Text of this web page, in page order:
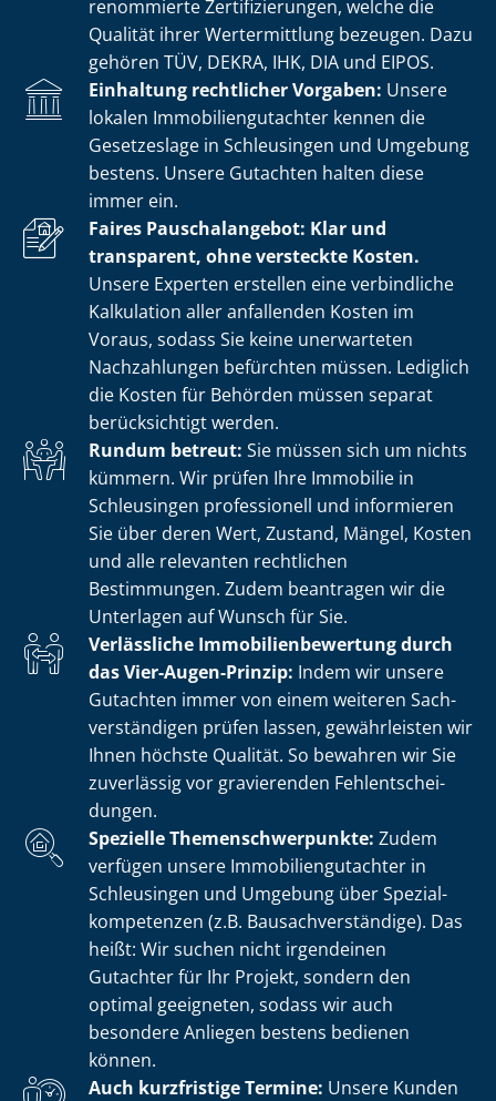
renommierte Zer­ti­fi­zie­run­gen, welche die
Qualität ihrer Wertermittlung bezeugen. Dazu
gehören TÜV, DEKRA, IHK, DIA und EIPOS.
Einhaltung rechtlicher Vorgaben: Unsere
lokalen Im­mo­bi­li­en­gut­ach­ter kennen die
Gesetzeslage in Schleusingen und Umgebung
bestens. Unsere Gutachten halten diese
immer ein.
Faires Pauschalangebot: Klar und
transparent, ohne versteckte Kosten.
Unsere Experten erstellen eine verbindliche
Kalkulation aller anfallenden Kosten im
Voraus, sodass Sie keine unerwarteten
Nachzahlungen befürchten müssen. Lediglich
die Kosten für Behörden müssen separat
berücksichtigt werden.
Rundum betreut: Sie müssen sich um nichts
kümmern. Wir prüfen Ihre Immobilie in
Schleusingen professionell und informieren
Sie über deren Wert, Zustand, Mängel, Kosten
und alle relevanten rechtlichen
Bestimmungen. Zudem beantragen wir die
Unterlagen auf Wunsch für Sie.
Verlässliche Im­mo­bi­li­en­be­wer­tung durch
das Vier-Augen-Prinzip: Indem wir unsere
Gutachten immer von einem weiteren Sach­
ver­stän­di­gen prüfen lassen, gewährleisten wir
Ihnen höchste Qualität. So bewahren wir Sie
zuverlässig vor gravierenden Fehl­ent­schei­
dun­gen.
Spezielle The­men­schwer­punk­te: Zudem
verfügen unsere Im­mo­bi­li­en­gut­ach­ter in
Schleusingen und Umgebung über Spe­zi­al­
kom­pe­ten­zen (z.B. Bau­sach­ver­stän­di­ge). Das
heißt: Wir suchen nicht irgendeinen
Gutachter für Ihr Projekt, sondern den
optimal geeigneten, sodass wir auch
besondere Anliegen bestens bedienen
können.
Auch kurzfristige Termine: Unsere Kunden